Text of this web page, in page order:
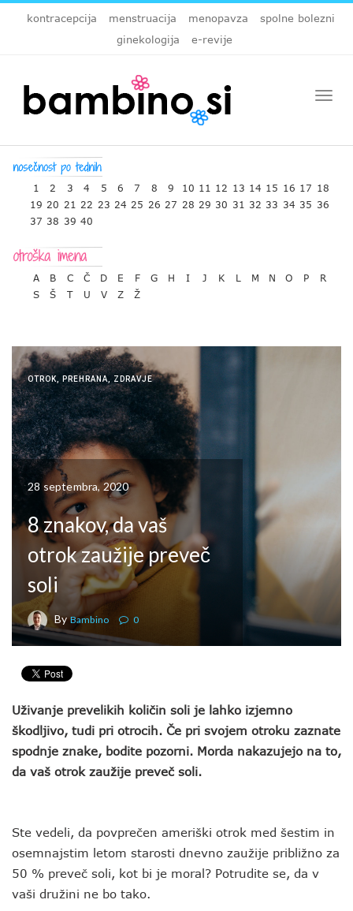
kontracepcija menstruacija menopavza
spolne bolezni
ginekologija
e-revije
1 2 3 4 5 6 7 8 9 10 11 12 13 14 15 16 17 18
19 20 21 22 23 24 25 26 27 28 29 30 31 32 33 34 35 36
37 38 39 40
A B C Č D E F G H I J K L M N O P
R
S
Š T U V Z Ž
OTROK PREHRANA ZDRAVJE
28 septembra, 2020
8 znakov, da vaš
otrok zaužije preveč
soli
ByBambino 0
Uživanje prevelikih količin soli je lahko izjemno
škodljivo, tudi pri otrocih. Če pri svojem otroku zaznate
spodnje znake, bodite pozorni. Morda nakazujejo na to,
da vaš otrok zaužije preveč soli.
Ste vedeli, da povprečen ameriški otrok med šestim in
osemnajstim letom starosti dnevno zaužije približno za
50 % preveč soli, kot bi je moral? Potrudite se, da v
vaši družini ne bo tako.